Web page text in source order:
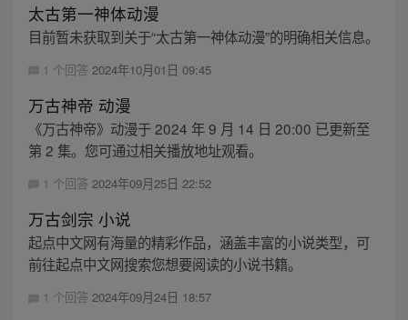
太古第一神体动漫
目前暂未获取到关于“太古第一神体动漫”的明确相关信息。
1 个回答 2024年10月01日 09:45
万古神帝 动漫
《万古神帝》动漫于 2024 年 9 月 14 日 20:00 已更新至
第 2 集。您可通过相关播放地址观看。
1 个回答 2024年09月25日 22:52
万古剑宗 小说
起点中文网有海量的精彩作品，涵盖丰富的小说类型，可
前往起点中文网搜索您想要阅读的小说书籍。
1 个回答 2024年09月24日 18:57